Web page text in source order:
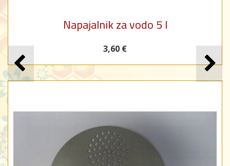
Napajalnik za vodo 5 l
3,60 €